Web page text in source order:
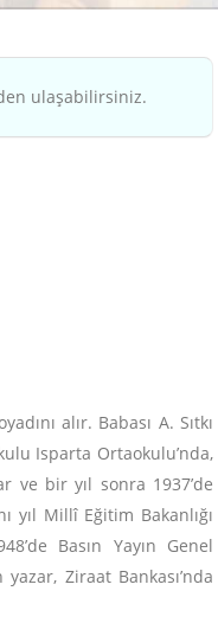
ulaşabilirsiniz.
alır. Babası A. Sıtkı
Isparta Ortaokulu’nda,
ve bir yıl sonra 1937’de
yıl Millî Eğitim Bakanlığı
Basın Yayın Genel
Ziraat Bankası’nda